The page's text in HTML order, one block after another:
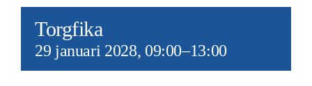
Musik & kultur
Barn & unga
Torgfika
29 januari 2028, 09:00–13:00